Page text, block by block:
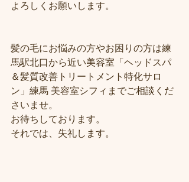
よろしくお願いします。
髪の毛にお悩みの方やお困りの方は練
馬駅北口から近い美容室「ヘッドスパ
＆髪質改善トリートメント特化サロ
ン」練馬 美容室シフィまでご相談くだ
さいませ。
お待ちしております。
それでは、失礼します。